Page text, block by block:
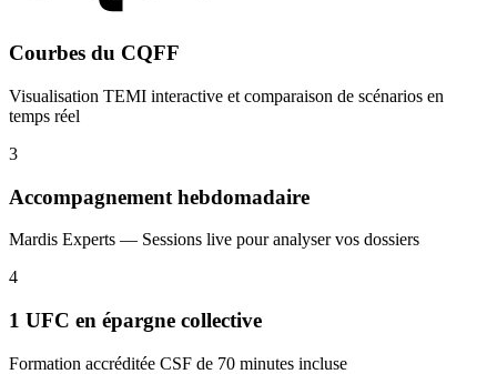
Courbes du CQFF
Visualisation TEMI interactive et comparaison de scénarios en
temps réel
3
Accompagnement hebdomadaire
Mardis Experts — Sessions live pour analyser vos dossiers
4
1 UFC en épargne collective
Formation accréditée CSF de 70 minutes incluse